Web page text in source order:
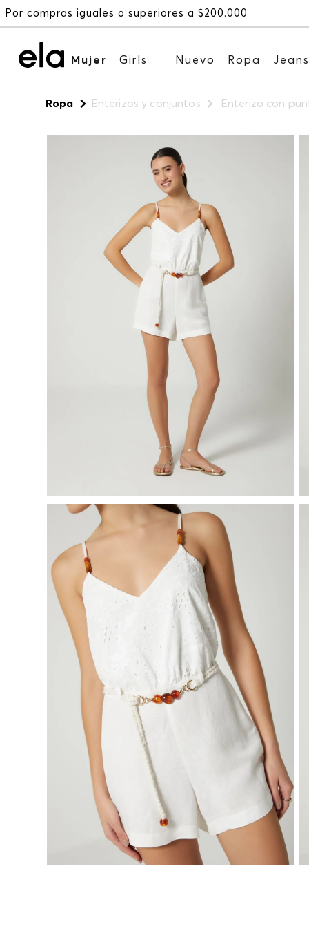
Mujer Girls Nuevo Ropa
Ropa Enterizos y conjuntos Enterizo con